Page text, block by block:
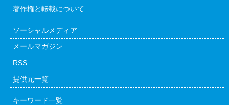
著作権と転載について
ソーシャルメディア
メールマガジン
RSS
提供元一覧
キーワード一覧